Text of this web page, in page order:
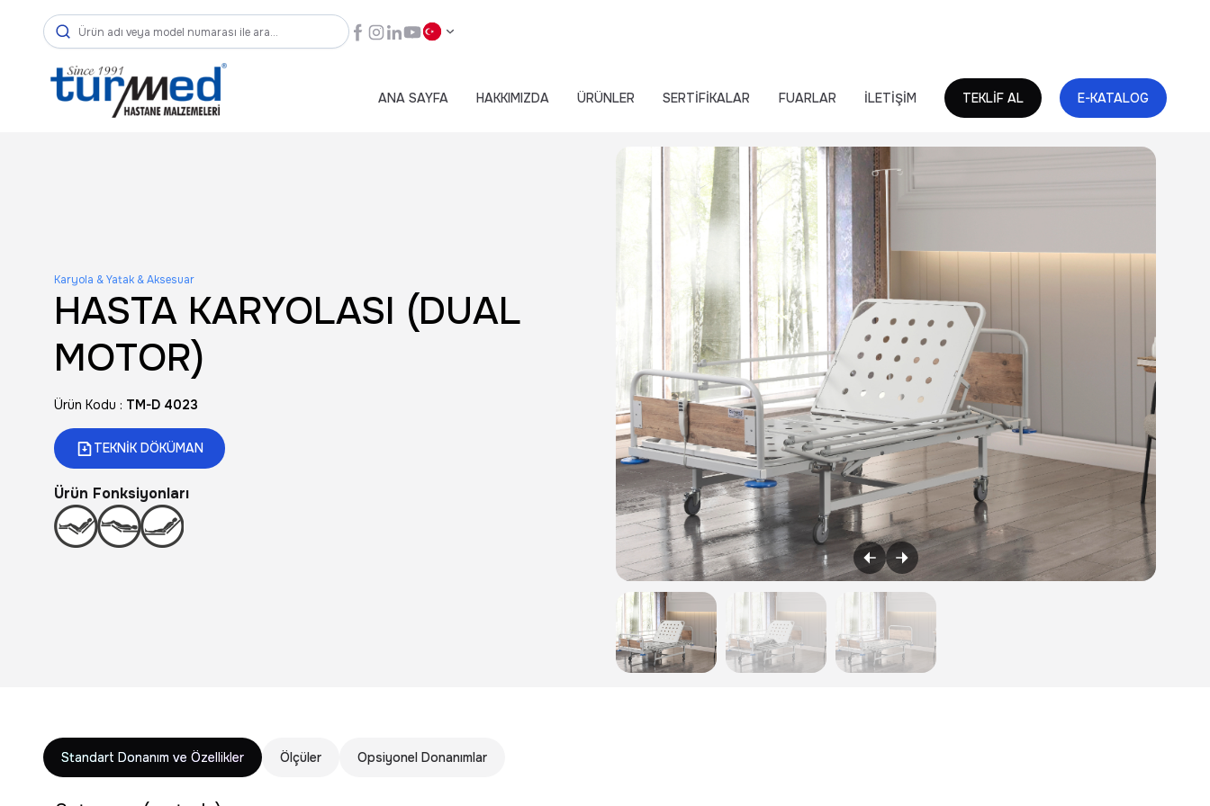
ANA SAYFA HAKKIMIZDA ÜRÜNLER SERTİFİKALAR FUARLAR İLETİŞİM TEKLİF AL E-KATALOG
Karyola & Yatak & Aksesuar
HASTA KARYOLASI (DUAL
MOTOR)
Ürün Kodu : TM-D 4023
TEKNİK DÖKÜMAN
Ürün Fonksiyonları
Standart Donanım ve Özellikler Ölçüler Opsiyonel Donanımlar